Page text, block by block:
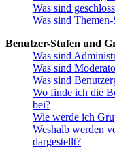
Was sind
Was sind
Benutzer-Stufen und
Was sind
Was sind
Was sind
Wo finde ich die
bei?
Wie werde ich
Weshalb werden
dargestellt?